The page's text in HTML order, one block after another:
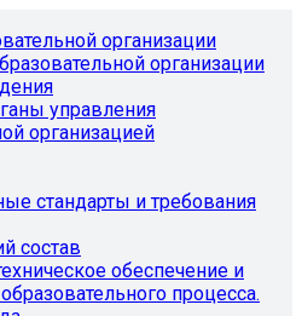
организации
организации
управления
организацией
стандарты и требования
состав
обеспечение и
процесса.